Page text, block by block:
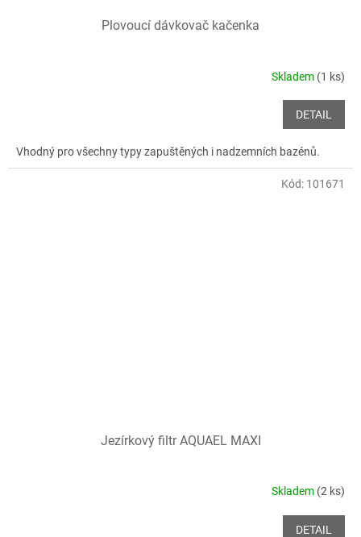
Plovoucí dávkovač kačenka
Skladem (1 ks)
DETAIL
Vhodný pro všechny typy zapuštěných i nadzemních bazénů.
Jezírkový filtr AQUAEL MAXI
Skladem (2 ks)
DETAIL
Kód: 101671